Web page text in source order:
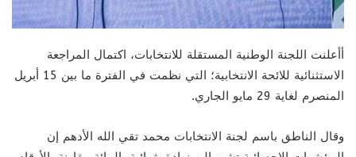
أأعلنت اللجنة الوطنية المستقلة للانتخابات، اكتمال المراجعة
الاستثنائية للائحة الانتخابية؛ التي نظمت في الفترة ما بين 15 أبريل
المنصرم لغاية 29 مايو الجاري.
وقال الناطق باسم لجنة الانتخابات محمد تقي الله الأدهم إن